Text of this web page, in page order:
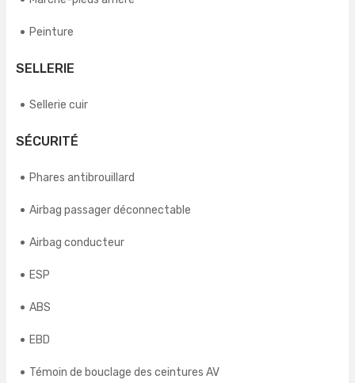
Peinture
SELLERIE
Sellerie cuir
SÉCURITÉ
Phares antibrouillard
Airbag passager déconnectable
Airbag conducteur
ESP
ABS
EBD
Témoin de bouclage des ceintures AV